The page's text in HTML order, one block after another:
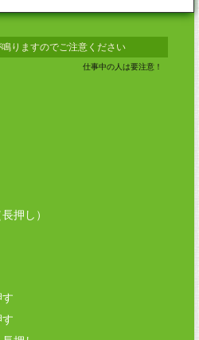
りますのでご注意ください
仕事中の人は要注意！
押し）